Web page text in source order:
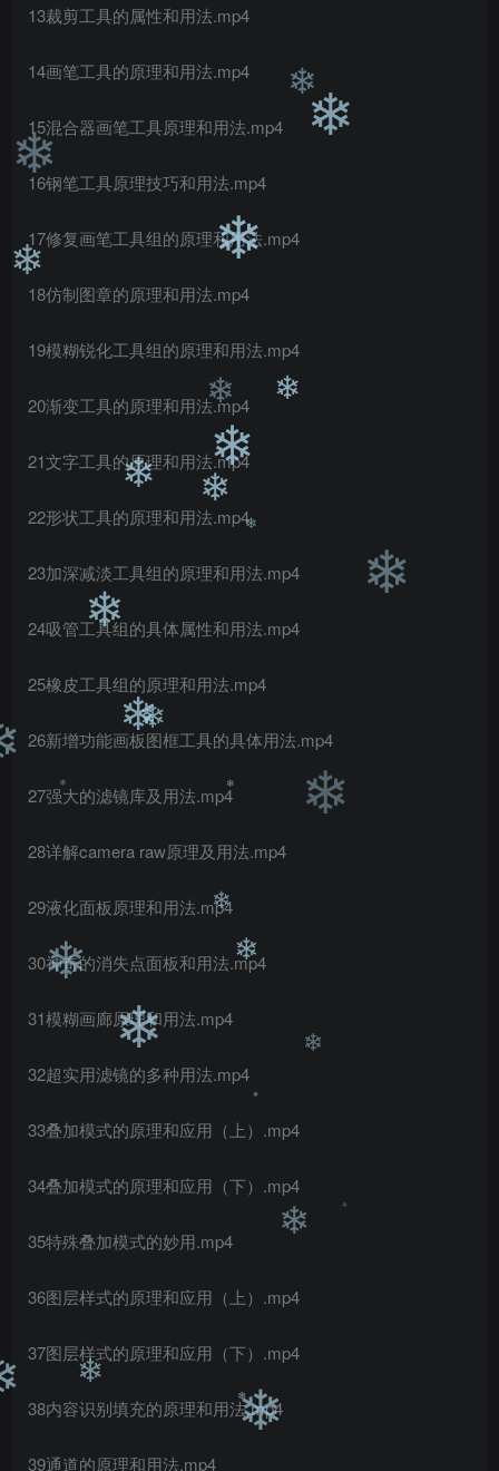
13裁剪工具的属性和用法.mp4
14画笔工具的原理和用法.mp4
15混合器画笔工具原理和用法.mp4
16钢笔工具原理技巧和用法.mp4
17修复画笔工具组的原理和用法.mp4
18仿制图章的原理和用法.mp4
19模糊锐化工具组的原理和用法.mp4
20渐变工具的原理和用法.mp4
21文字工具的原理和用法.mp4
22形状工具的原理和用法.mp4
23加深减淡工具组的原理和用法.mp4
24吸管工具组的具体属性和用法.mp4
25橡皮工具组的原理和用法.mp4
26新增功能画板图框工具的具体用法.mp4
27强大的滤镜库及用法.mp4
28详解camera raw原理及用法.mp4
29液化面板原理和用法.mp4
30神奇的消失点面板和用法.mp4
31模糊画廊原理和用法.mp4
32超实用滤镜的多种用法.mp4
33叠加模式的原理和应用（上）.mp4
34叠加模式的原理和应用（下）.mp4
35特殊叠加模式的妙用.mp4
36图层样式的原理和应用（上）.mp4
37图层样式的原理和应用（下）.mp4
38内容识别填充的原理和用法.mp4
39通道的原理和用法.mp4
❄
❄
❄
❄
❄
❄
❄
❄
❄
❄
❄
❄
❄
❄
❄